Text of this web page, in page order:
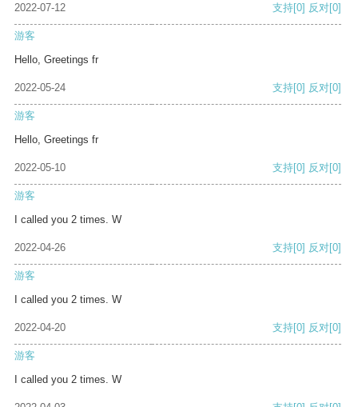
2022-07-12 支持[0] 反对[0]
游客
Hello, Greetings fr
2022-05-24 支持[0] 反对[0]
游客
Hello, Greetings fr
2022-05-10 支持[0] 反对[0]
游客
I called you 2 times. W
2022-04-26 支持[0] 反对[0]
游客
I called you 2 times. W
2022-04-20 支持[0] 反对[0]
游客
I called you 2 times. W